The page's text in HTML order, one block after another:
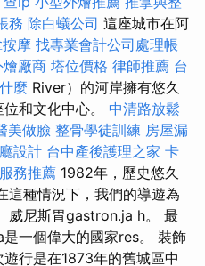
務 除白蟻公司 這座城市在阿
摩 找專業會計公司處理帳
燴廠商 塔位價格 律師推薦 台
麼 River）的河岸擁有悠久
和文化中心。 中清路放鬆
美做臉 整骨學徒訓練 房屋漏
設計 台中產後護理之家 卡
務推薦 1982年，歷史悠久
這種情況下，我們的導遊為
威尼斯胃gastron.ja h。 最
一個偉大的國家res。 裝飾
行是在1873年的舊城區中